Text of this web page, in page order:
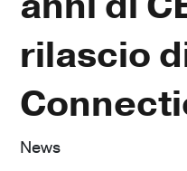
rilascio
News